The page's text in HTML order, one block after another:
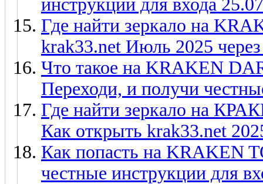
инструкции для входа
Где найти зеркало на
krak33.net Июль 2025
Что такое на KRAKEN
Переходи, и получи
Где найти зеркало на
Как открыть krak33.net
Как попасть на KRAKEN
честные инструкции для